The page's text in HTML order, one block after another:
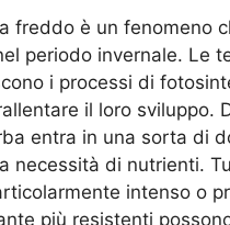
freddo è un fenomeno
periodo invernale. Le
i processi di
il loro sviluppo.
entra in una sorta di
necessità di nutrienti.
intenso o
più resistenti